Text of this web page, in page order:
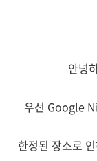
안녕
우선 Google
한정된 장소로